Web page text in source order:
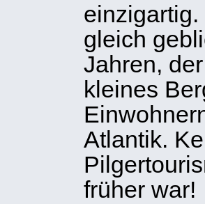
gleich
Jahren,
kleines
Atlantik.
früher war!